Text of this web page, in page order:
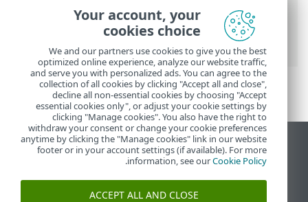
تعليمات ESET عبر الإنترنت >
ESET Smart
Security Premium
>المستندات القانونية >
برنامج تحسين تجربة العميل
عرض موقع سطح المكتب
End of Life
قاعدة معارف ESET
Your account, your
cookies choice
We and our partners use cookies to give you the best
optimized online experience, analyze our website traffic,
and serve you with personalized ads. You can agree to the
collection of all cookies by clicking "Accept all and close",
decline all non-essential cookies by choosing "Accept
essential cookies only", or adjust your cookie settings by
clicking "Manage cookies". You also have the right to
withdraw your consent or change your cookie preferences
anytime by clicking the "Manage cookies" link in our website
footer or in your account settings (if available). For more
information, see ourCookie Policy
.
ACCEPT ALL AND CLOSE